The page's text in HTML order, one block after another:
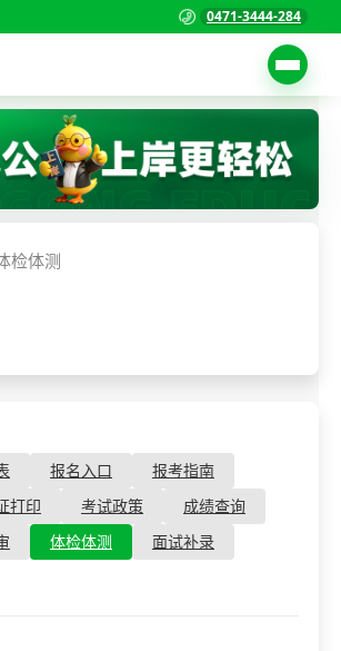
0471-3444-284
首页
国家公务员考试
各省公务员考试
教师资格/教师编制
国企/银行考试
检体测
检体测
报名入口
报考指南
打印 考试政策
成绩查询
体检体测
面试补录